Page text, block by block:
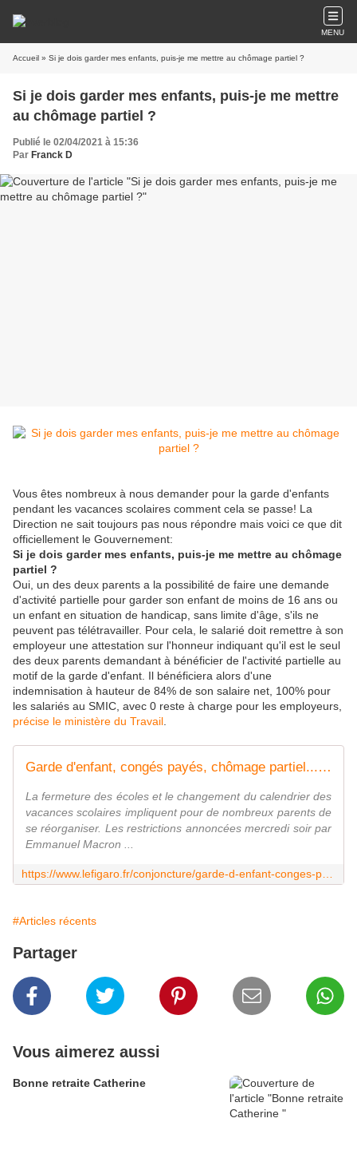
MENU
Accueil » Si je dois garder mes enfants, puis-je me mettre au chômage partiel ?
Si je dois garder mes enfants, puis-je me mettre
au chômage partiel ?
Publié le 02/04/2021 à 15:36
Par Franck D
Vous êtes nombreux à nous demander pour la garde d'enfants
pendant les vacances scolaires comment cela se passe! La
Direction ne sait toujours pas nous répondre mais voici ce que dit
officiellement le Gouvernement:
Si je dois garder mes enfants, puis-je me mettre au chômage
partiel ?
Oui, un des deux parents a la possibilité de faire une demande
d'activité partielle pour garder son enfant de moins de 16 ans ou
un enfant en situation de handicap, sans limite d'âge, s'ils ne
peuvent pas télétravailler. Pour cela, le salarié doit remettre à son
employeur une attestation sur l'honneur indiquant qu'il est le seul
des deux parents demandant à bénéficier de l'activité partielle au
motif de la garde d'enfant. Il bénéficiera alors d'une
indemnisation à hauteur de 84% de son salaire net, 100% pour
les salariés au SMIC, avec 0 reste à charge pour les employeurs,
précise le ministère du Travail
Garde d'enfant, congés payés, chômage partiel...Ce qu'il faut savoir pour ce nouveau confinement
La fermeture des écoles et le changement du calendrier des
vacances scolaires impliquent pour de nombreux parents de
se réorganiser. Les restrictions annoncées mercredi soir par
Emmanuel Macron ...
#Articles récents
Partager
Vous aimerez aussi
Bonne retraite Catherine